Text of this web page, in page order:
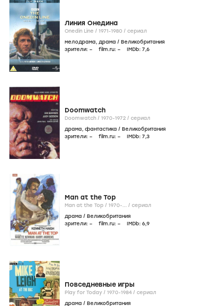
Линия Онедина
Onedin Line / 1971-1980 / сериал
мелодрама, драма / Великобритания
зрители: – film.ru: – IMDb: 7,6
Doomwatch
Doomwatch / 1970-1972 / сериал
драма, фантастика / Великобритания
зрители: – film.ru: – IMDb: 7,3
Man at the Top
Man at the Top / 1970-... / сериал
драма / Великобритания
зрители: – film.ru: – IMDb: 6,9
Повседневные игры
Play for Today / 1970-1984 / сериал
драма / Великобритания